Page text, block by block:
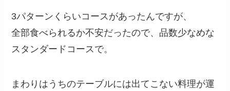
3パターンくらいコースがあったんですが、
全部食べられるか不安だったので、品数少なめな
スタンダードコースで。
まわりはうちのテーブルには出てこない料理が運